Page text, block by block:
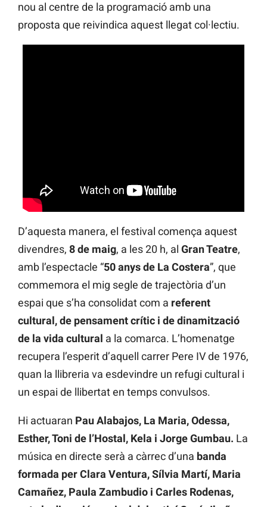
nou al centre de la programació amb una
proposta que reivindica aquest llegat col·lectiu.
D’aquesta manera, el festival comença aquest
divendres, 8 de maig, a les 20 h, al Gran Teatre,
amb l’espectacle “50 anys de La Costera”, que
commemora el mig segle de trajectòria d’un
espai que s’ha consolidat com a referent
cultural, de pensament crític i de dinamització
de la vida cultural a la comarca. L’homenatge
recupera l’esperit d’aquell carrer Pere IV de 1976,
quan la llibreria va esdevindre un refugi cultural i
un espai de llibertat en temps convulsos.
Hi actuaran Pau Alabajos, La Maria, Odessa,
Esther, Toni de l’Hostal, Kela i Jorge Gumbau. La
música en directe serà a càrrec d’una banda
formada per Clara Ventura, Sílvia Martí, Maria
Camañez, Paula Zambudio i Carles Rodenas,